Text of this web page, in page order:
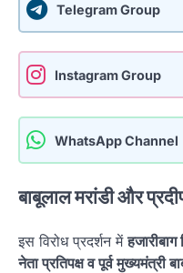
Telegram Group
Instagram Group
WhatsApp Channel
बाबूलाल मरांडी और
इस विरोध प्रदर्शन में
नेता प्रतिपक्ष व पूर्व मुख्यमंत्री